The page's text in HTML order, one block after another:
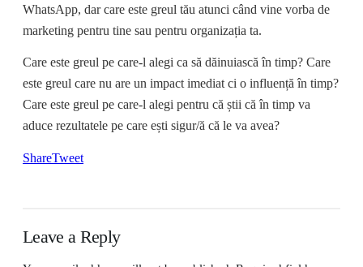
WhatsApp, dar care este greul tău atunci când vine vorba de
marketing pentru tine sau pentru organizația ta.
Care este greul pe care-l alegi ca să dăinuiască în timp? Care
este greul care nu are un impact imediat ci o influență în timp?
Care este greul pe care-l alegi pentru că știi că în timp va
aduce rezultatele pe care ești sigur/ă că le va avea?
ShareTweet
Leave a Reply